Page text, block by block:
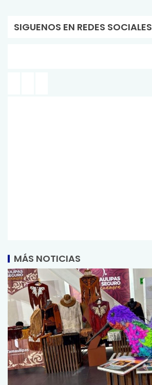
SIGUENOS EN REDES SOCIALES
MÁS NOTICIAS